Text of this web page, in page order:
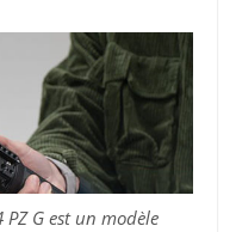
G est un modèle